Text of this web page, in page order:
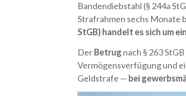
Bandendiebstahl (§ 244a
Strafrahmen sechs Monate
StGB) handelt es sich um
DerBetrug nach § 263
Vermögensverfügung und
Geldstrafe — bei